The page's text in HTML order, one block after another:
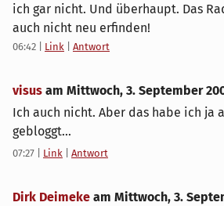
ich gar nicht. Und überhaupt. Das
auch nicht neu erfinden!
06:42 Link Antwort
visus am Mittwoch, 3. September
Ich auch nicht. Aber das habe ich ja
gebloggt...
07:27 Link Antwort
Dirk Deimeke am Mittwoch, 3.